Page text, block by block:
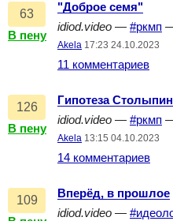
63
В пену
"Доброе семя"
idiod.video — #ркмп
Akela 17:23 24.10.2023
11 комментариев
126
В пену
Гипотеза
idiod.video — #ркмп
Akela 13:15 04.10.2023
14 комментариев
109
Вперёд, в прошлое
idiod.video —